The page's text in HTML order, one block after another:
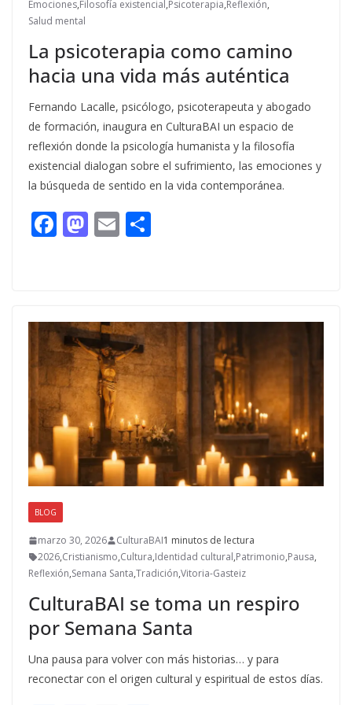
Emociones,Filosofía existencial,Psicoterapia,Reflexión,
Salud mental
La psicoterapia como camino
hacia una vida más auténtica
Fernando Lacalle, psicólogo, psicoterapeuta y abogado
de formación, inaugura en CulturaBAI un espacio de
reflexión donde la psicología humanista y la filosofía
existencial dialogan sobre el sufrimiento, las emociones y
la búsqueda de sentido en la vida contemporánea.
F
o
o
k
M
o
n
E
ar
ti
r
BLOG
marzo 30, 2026 CulturaBAI1 minutos de lectura
2026,Cristianismo,Cultura,Identidad cultural,Patrimonio,Pausa,
Reflexión,Semana Santa,Tradición,Vitoria-Gasteiz
CulturaBAI se toma un respiro
por Semana Santa
Una pausa para volver con más historias… y para
reconectar con el origen cultural y espiritual de estos días.